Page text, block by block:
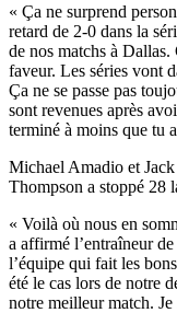
« Ça ne surprend
retard de 2-0 dans la
de nos matchs à Dallas.
faveur. Les séries vont
Ça ne se passe pas
sont revenues après
terminé à moins que tu
Michael Amadio et
Thompson a stoppé 28
« Voilà où nous en
a affirmé l’entraîneur
l’équipe qui fait les
été le cas lors de notre
notre meilleur match. Je